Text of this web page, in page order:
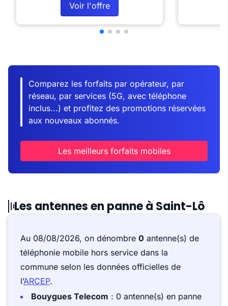
Voir l'offre
Comparez les forfaits par opérateur, par
réseau, par services (5G, avec téléphone
inclus...) et profitez des promotions réservées
aux nouveaux abonnés.
Les meilleurs forfaits mobiles
Les antennes en panne à Saint-Lô
Au 08/08/2026, on dénombre 0 antenne(s) de
téléphonie mobile hors service dans la
commune selon les données officielles de
l’ARCEP.
Bouygues Telecom : 0 antenne(s) en panne